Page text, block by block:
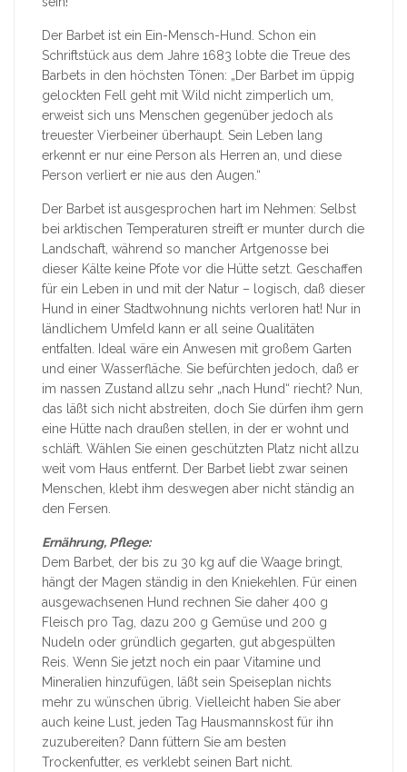
Der Barbet ist ein Ein-Mensch-Hund. Schon ein
Schriftstück aus dem Jahre 1683 lobte die Treue des
Barbets in den höchsten Tönen: „Der Barbet im üppig
gelockten Fell geht mit Wild nicht zimperlich um,
erweist sich uns Menschen gegenüber jedoch als
treuester Vierbeiner überhaupt. Sein Leben lang
erkennt er nur eine Person als Herren an, und diese
Person verliert er nie aus den Augen.“
Der Barbet ist ausgesprochen hart im Nehmen: Selbst
bei arktischen Temperaturen streift er munter durch die
Landschaft, während so mancher Artgenosse bei
dieser Kälte keine Pfote vor die Hütte setzt. Geschaffen
für ein Leben in und mit der Natur – logisch, daß dieser
Hund in einer Stadtwohnung nichts verloren hat! Nur in
ländlichem Umfeld kann er all seine Qualitäten
entfalten. Ideal wäre ein Anwesen mit großem Garten
und einer Wasserfläche. Sie befürchten jedoch, daß er
im nassen Zustand allzu sehr „nach Hund“ riecht? Nun,
das läßt sich nicht abstreiten, doch Sie dürfen ihm gern
eine Hütte nach draußen stellen, in der er wohnt und
schläft. Wählen Sie einen geschützten Platz nicht allzu
weit vom Haus entfernt. Der Barbet liebt zwar seinen
Menschen, klebt ihm deswegen aber nicht ständig an
den Fersen.
Ernährung, Pflege:
Dem Barbet, der bis zu 30 kg auf die Waage bringt,
hängt der Magen ständig in den Kniekehlen. Für einen
ausgewachsenen Hund rechnen Sie daher 400 g
Fleisch pro Tag, dazu 200 g Gemüse und 200 g
Nudeln oder gründlich gegarten, gut abgespülten
Reis. Wenn Sie jetzt noch ein paar Vitamine und
Mineralien hinzufügen, läßt sein Speiseplan nichts
mehr zu wünschen übrig. Vielleicht haben Sie aber
auch keine Lust, jeden Tag Hausmannskost für ihn
zuzubereiten? Dann füttern Sie am besten
Trockenfutter, es verklebt seinen Bart nicht.